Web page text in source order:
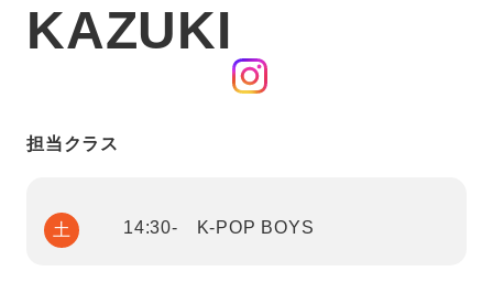
KAZUKI
担当クラス
土 14:30- K-POP BOYS